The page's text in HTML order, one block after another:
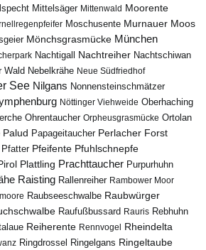
Mittelsäger Mittenwald Moorente
Moschusente Murnauer Moos
Mönchsgrasmücke München
Nachtigall Nachtreiher Nachtschiwan
Wald Nebelkrähe Neue Südfriedhof
See Nilgans Nonnensteinschmätzer
Nöttinger Viehweide Oberhaching
Ohrentaucher Orpheusgrasmücke Ortolan
Palud Papageitaucher Perlacher Forst
Pfatter Pfeifente Pfuhlschnepfe
Plattling Prachttaucher Purpurhuhn
Raisting Rallenreiher Rambower Moor
Raubseeschwalbe Raubwürger
Raufußbussard Rauris Rebhuhn
Reiherente Rennvogel Rheindelta
Ringdrossel Ringelgans Ringeltaube